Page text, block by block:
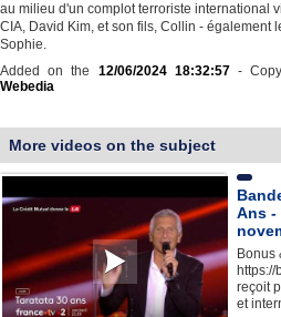
au milieu d'un complot terroriste international
CIA, David Kim, et son fils, Collin - également
Sophie.
Added on the 12/06/2024 18:32:57-
Webedia
More videos on the subject
Ans -
Bonus
reçoit
et